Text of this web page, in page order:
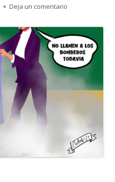
Deja un comentario